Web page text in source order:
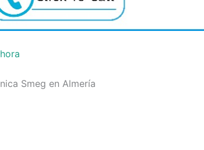
Smeg en Almería